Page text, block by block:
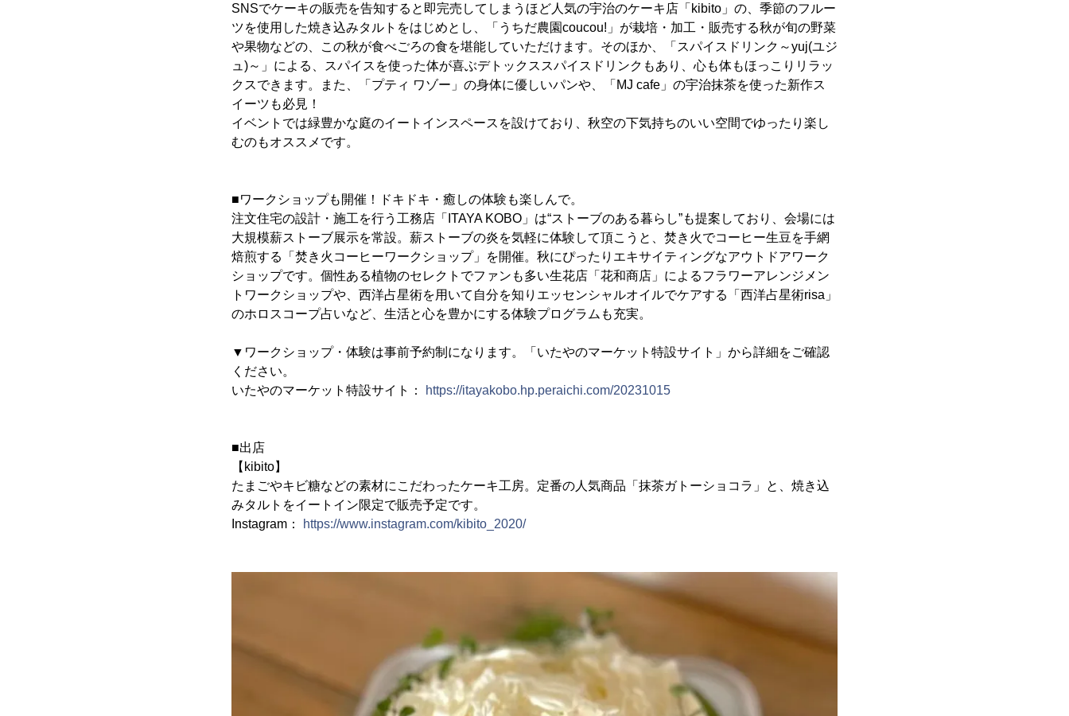
SNSでケーキの販売を告知すると即完売してしまうほど人気の宇治のケーキ店「kibito」の、季節のフルー
ツを使用した焼き込みタルトをはじめとし、「うちだ農園coucou!」が栽培・加工・販売する秋が旬の野菜
や果物などの、この秋が食べごろの食を堪能していただけます。そのほか、「スパイスドリンク～yuj(ユジ
ュ)～」による、スパイスを使った体が喜ぶデトックススパイスドリンクもあり、心も体もほっこりリラッ
クスできます。また、「プティ ワゾー」の身体に優しいパンや、「MJ cafe」の宇治抹茶を使った新作ス
イーツも必見！
イベントでは緑豊かな庭のイートインスペースを設けており、秋空の下気持ちのいい空間でゆったり楽し
むのもオススメです。
■ワークショップも開催！ドキドキ・癒しの体験も楽しんで。
注文住宅の設計・施工を行う工務店「ITAYA KOBO」は“ストーブのある暮らし”も提案しており、会場には
大規模薪ストーブ展示を常設。薪ストーブの炎を気軽に体験して頂こうと、焚き火でコーヒー生豆を手網
焙煎する「焚き火コーヒーワークショップ」を開催。秋にぴったりエキサイティングなアウトドアワーク
ショップです。個性ある植物のセレクトでファンも多い生花店「花和商店」によるフラワーアレンジメン
トワークショップや、西洋占星術を用いて自分を知りエッセンシャルオイルでケアする「西洋占星術risa」
のホロスコープ占いなど、生活と心を豊かにする体験プログラムも充実。
▼ワークショップ・体験は事前予約制になります。「いたやのマーケット特設サイト」から詳細をご確認
ください。
いたやのマーケット特設サイト：
https://itayakobo.hp.peraichi.com/20231015
■出店
【kibito】
たまごやキビ糖などの素材にこだわったケーキ工房。定番の人気商品「抹茶ガトーショコラ」と、焼き込
みタルトをイートイン限定で販売予定です。
Instagram：
https://www.instagram.com/kibito_2020/